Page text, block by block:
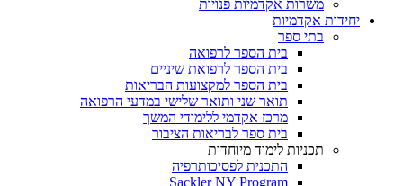
משרות אקדמיות פנויות
יחידות אקדמיות
בתי ספר
בית הספר לרפואה
בית הספר לרפואת שיניים
בית הספר למקצועות הבריאות
תואר שני ותואר שלישי במדעי הרפואה
מרכז אקדמי ללימודי המשך
בית ספר לבריאות הציבור
תכניות לימוד מיוחדות
התכנית לפסיכותרפיה
Sackler NY Program